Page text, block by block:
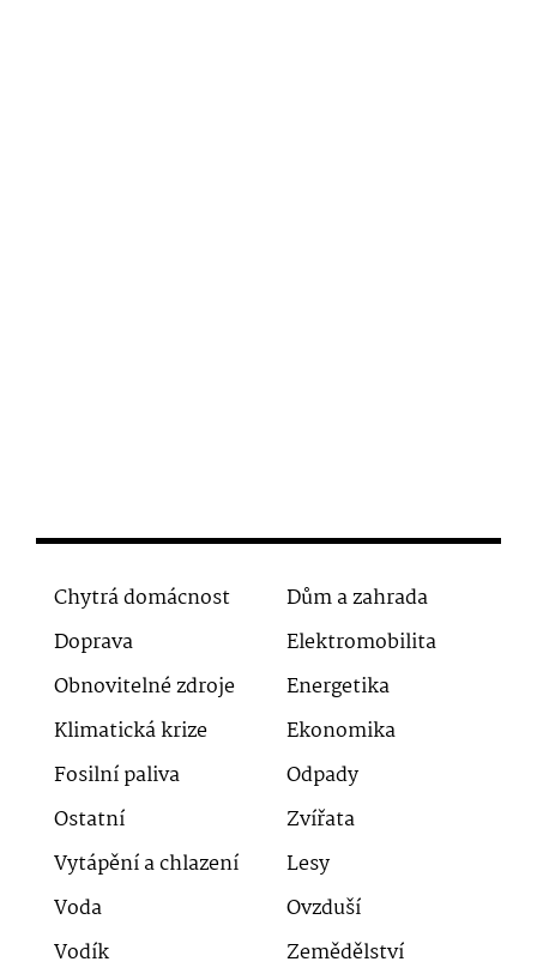
Chytrá domácnost
Dům a zahrada
Doprava
Elektromobilita
Obnovitelné zdroje
Energetika
Klimatická krize
Ekonomika
Fosilní paliva
Odpady
Ostatní
Zvířata
Vytápění a chlazení
Lesy
Voda
Ovzduší
Vodík
Zemědělství